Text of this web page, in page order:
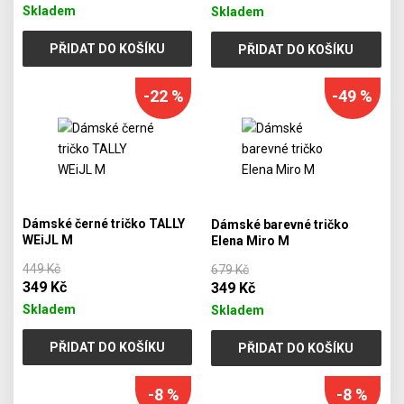
Skladem
PŘIDAT DO KOŠÍKU
Skladem
PŘIDAT DO KOŠÍKU
-22 %
Dámské černé tričko TALLY
WEiJL M
449 Kč
349 Kč
Skladem
PŘIDAT DO KOŠÍKU
-49 %
Dámské barevné tričko
Elena Miro M
679 Kč
349 Kč
Skladem
PŘIDAT DO KOŠÍKU
-8 % -8 %